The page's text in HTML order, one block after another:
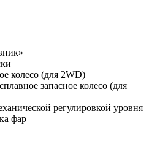
колесо (для 2WD)
запасное колесо (для
регулировкой уровня
фар